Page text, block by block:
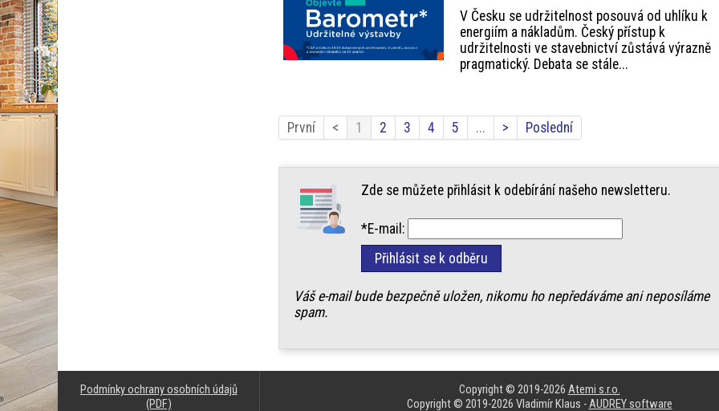
V Česku se udržitelnost posouvá od uhlíku k
energiím a nákladům. Český přístup k
udržitelnosti ve stavebnictví zůstává výrazně
pragmatický. Debata se stále...
První < 1 2 3 4 5 ... > Poslední
Zde se můžete přihlásit k odebírání našeho newsletteru.
*E-mail:
Váš e-mail bude bezpečně uložen, nikomu ho nepředáváme ani neposíláme
spam.
Podmínky ochrany osobních údajů
(PDF)
Copyright © 2019-2026 Atemi s.r.o.
Copyright © 2019-2026 Vladimír Klaus -AUDREY software